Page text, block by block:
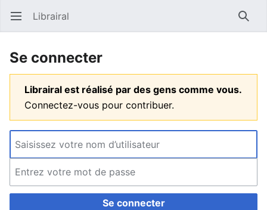
Ouvrir le menu principal Librairal
Se connecter
Librairal est réalisé par des gens comme vous.
Connectez-vous pour contribuer.
Se connecter